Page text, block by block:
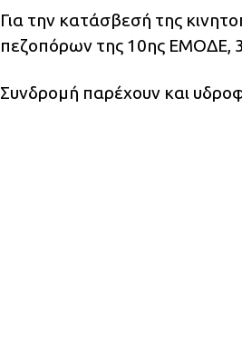
Για την κατάσβεσή της
πεζοπόρων της 10ης ΕΜΟΔΕ,
Συνδρομή παρέχουν και